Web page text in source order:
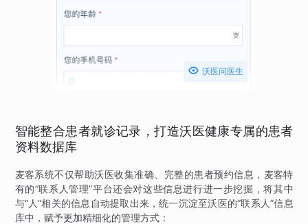
 沃医问医生
智能整合患者就诊记录，打造沃医健康专属的患者
资料数据库
麦客系统不仅帮助沃医收集准确、完整的患者预约信息，麦客特
有的“联系人管理”平台还会对这些信息进行进一步挖掘，将其中
与“人”相关的信息自动提取出来，统一沉淀至沃医的“联系人”信息
库中，赋予更加精细化的管理方式：